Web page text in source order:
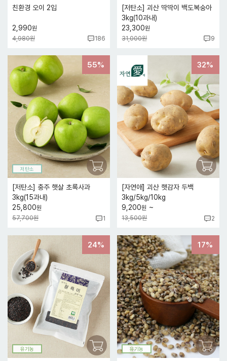
친환경 오이 2입
2,990원
4,980원
186
[저탄소] 괴산 딱딱이 백도복숭아
3kg(10과내)
23,300원
31,000원
9
55%
저탄소
[저탄소] 충주 햇살 초록사과
3kg(15과내)
25,800원
57,700원
1
32%
[자연애] 괴산 햇감자 두백
3kg/5kg/10kg
9,200원 ~
13,500원 2
24%
유기농
17%
유기농